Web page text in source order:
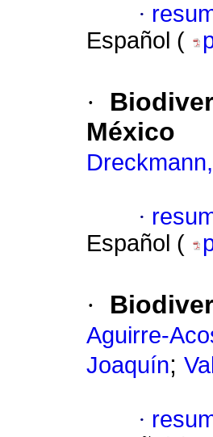
·
Español (
·
México
·
Español (
·
Aguirre-
Joaquín;
·